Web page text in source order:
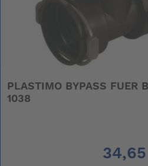
PLASTIMO BYPASS FUER
1038